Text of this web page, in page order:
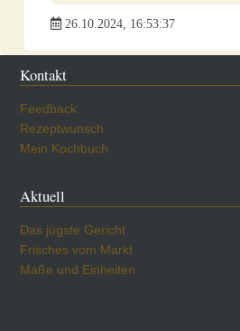
26.10.2024, 16:53:37
Kontakt
Feedback
Rezeptwunsch
Mein Kochbuch
Aktuell
Das jügste Gericht
Frisches vom Markt
Maße und Einheiten